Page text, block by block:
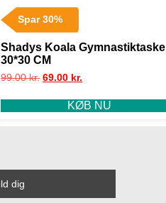
Spar 30%
Shadys Koala Gymnastiktaske
30*30 CM
99.00kr. 69.00 kr.
KØB NU